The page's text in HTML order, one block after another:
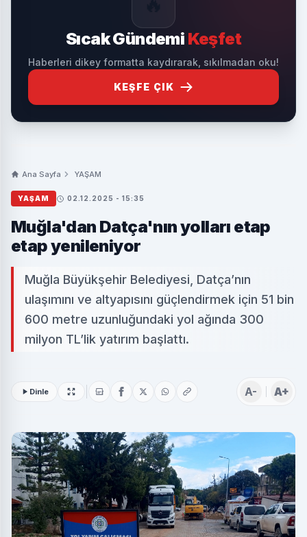
Sıcak Gündemi Keşfet
Haberleri dikey formatta kaydırarak, sıkılmadan oku!
KEŞFE ÇIK
Ana Sayfa YAŞAM
YAŞAM 02.12.2025 - 15:35
Muğla'dan Datça'nın yolları etap
etap yenileniyor
Muğla Büyükşehir Belediyesi, Datça’nın
ulaşımını ve altyapısını güçlendirmek için 51 bin
600 metre uzunluğundaki yol ağında 300
milyon TL’lik yatırım başlattı.
Dinle A- A+